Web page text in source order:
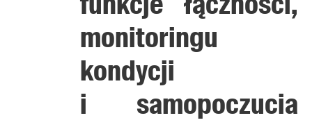
monitoringu
kondycji
i samopoczucia